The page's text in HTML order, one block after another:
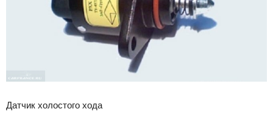
Датчик холостого хода